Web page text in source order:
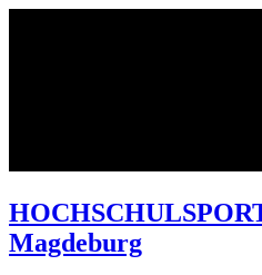
Magdeburg